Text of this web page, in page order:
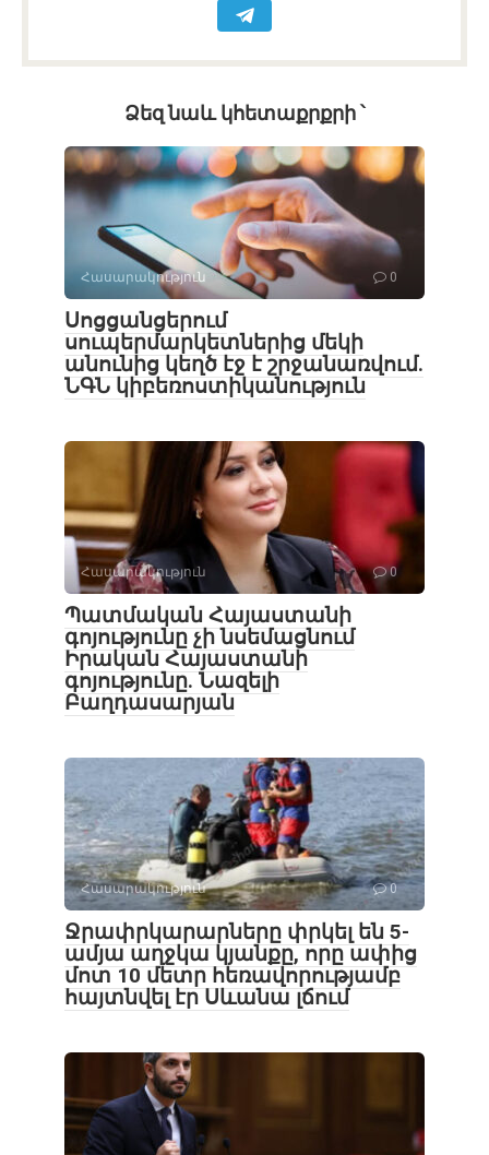
Ձեզ նաև կհետաքրքրի ՝
Հասարակություն 0
Սոցցանցերում
սուպերմարկետներից մեկի
անունից կեղծ էջ է շրջանառվում․
ՆԳՆ կիբեռոստիկանություն
Հասարակություն 0
Պատմական Հայաստանի
գոյությունը չի նսեմացնում
Իրական Հայաստանի
գոյությունը. Նազելի
Բաղդասարյան
Հասարակություն 0
Ջրափրկարարները փրկել են 5-
ամյա աղջկա կյանքը, որը ափից
մոտ 10 մետր հեռավորությամբ
հայտնվել էր Սևանա լճում